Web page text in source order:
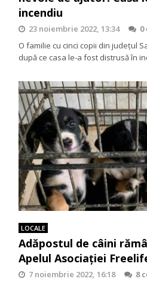
incendiu
23 noiembrie 2022, 13:34
0
O familie cu cinci copii din județul
după ce casa le-a fost distrusă în
LOCALE
Adăpostul de câini
Apelul Asociației
7 noiembrie 2022, 16:18
8